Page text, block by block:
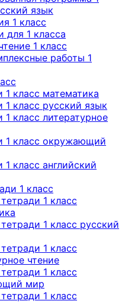
язык
1 класс
для 1 класса
1 класс
работы 1
1 класс математика
1 класс русский язык
1 класс литературное
1 класс окружающий
1 класс английский
1 класс
1 класс
1 класс русский
1 класс
чтение
1 класс
мир
1 класс